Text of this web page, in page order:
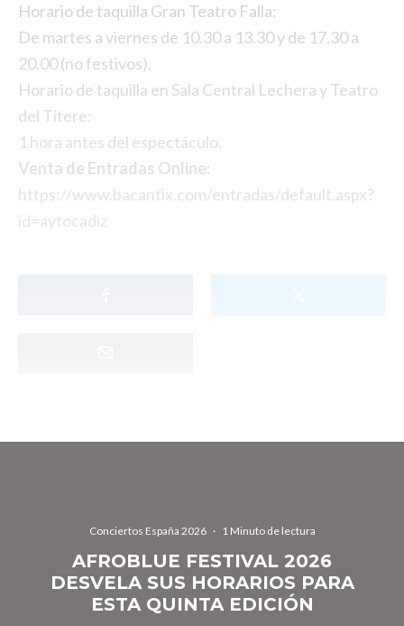
Horario de taquilla Gran Teatro Falla:
De martes a viernes de 10.30 a 13.30 y de 17.30 a
20.00 (no festivos).
Horario de taquilla en Sala Central Lechera y Teatro
del Títere:
1 hora antes del espectáculo.
Venta de Entradas Online:
https://www.bacantix.com/entradas/default.aspx?
id=aytocadiz
Conciertos España 2026 · 1 Minuto de lectura
AFROBLUE FESTIVAL 2026
DESVELA SUS HORARIOS PARA
ESTA QUINTA EDICIÓN